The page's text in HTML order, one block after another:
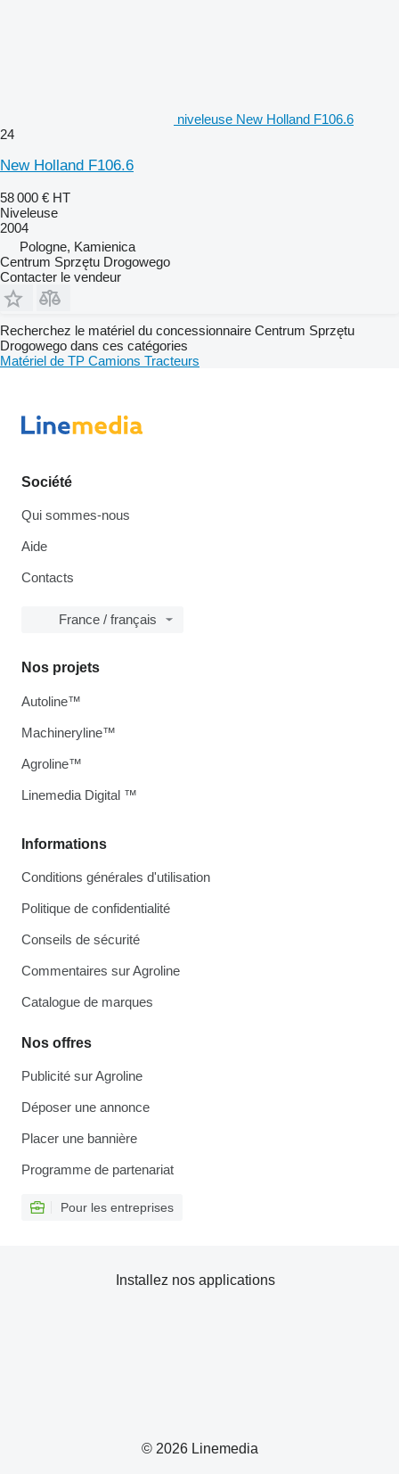
niveleuse New Holland F106.6
24
New Holland F106.6
58 000 € HT
Niveleuse
2004
Pologne, Kamienica
Centrum Sprzętu Drogowego
Contacter le vendeur
Recherchez le matériel du concessionnaire Centrum Sprzętu
Drogowego dans ces catégories
Matériel de TP Camions Tracteurs
Société
Qui sommes-nous
Aide
Contacts
France / français
Informations
Conditions générales d'utilisation
Politique de confidentialité
Conseils de sécurité
Commentaires sur Agroline
Catalogue de marques
Nos offres
Publicité sur Agroline
Déposer une annonce
Placer une bannière
Programme de partenariat
Pour les entreprises
Nos projets
Autoline™
Machineryline™
Agroline™
Linemedia Digital ™
© 2026 Linemedia
Installez nos applications